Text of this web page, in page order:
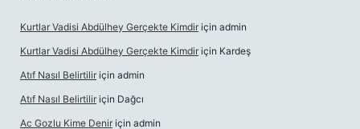
Kurtlar Vadisi Abdülhey Gerçekte Kimdir için admin
Kurtlar Vadisi Abdülhey Gerçekte Kimdir için Kardeş
Atıf Nasıl Belirtilir için admin
Atıf Nasıl Belirtilir için Dağcı
Ac Gozlu Kime Denir için admin